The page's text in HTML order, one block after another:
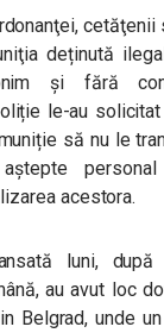
cetăţenii
deținută
și fără
le-au
să nu le
personal
acestora.
luni,
au avut loc
Belgrad, unde